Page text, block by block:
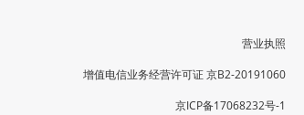
营业执照
增值电信业务经营许可证 京B2-20191060
京ICP备17068232号-1